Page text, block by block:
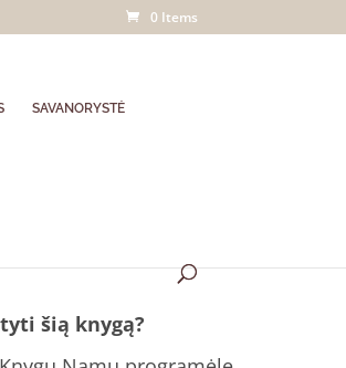
0 Items
SAVANORYSTĖ
šią knygą?